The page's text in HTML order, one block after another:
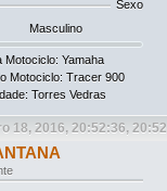
Sexo
Masculino
Motociclo: Yamaha
Motociclo: Tracer 900
Torres Vedras
18, 2016, 20:52:36, 20:52